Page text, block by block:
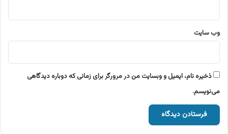
وب‌ سایت
ذخیره نام، ایمیل و وبسایت من در مرورگر برای زمانی که دوباره دیدگاهی
می‌نویسم.